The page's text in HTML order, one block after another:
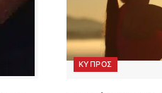
ΚΥΠΡΟΣ